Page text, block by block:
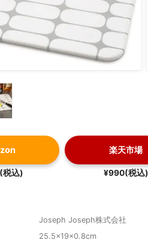
税込)
楽天市場
¥990(税込)
Joseph Joseph株式会社
25.5×19×0.8cm